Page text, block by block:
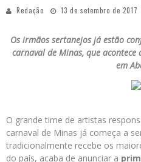
Redação 13 de setembro de 2017
Os irmãos sertanejos já estão
carnaval de Minas, que
em
O grande time de artistas
carnaval de Minas já começa a
tradicionalmente recebe os
do país, acaba de anunciar a